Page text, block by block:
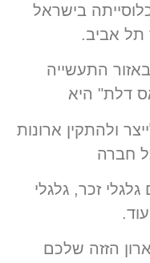
בישראל
תל אביב.
התעשייה
דלת" היא
ולהתקין ארונות
חברה
זכר, גלגלי
הזזה שלכם